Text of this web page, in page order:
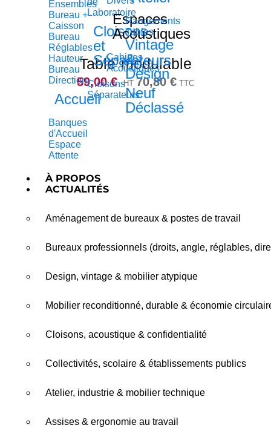
Ensembles
Bureau +
Caisson
Bureau
Réglables
Hauteur
Bureau
Direction
Accueil
Banques
d'Accueil
Espace
Attente
Laboratoire
Cloisons
et
Séparateurs
Cloisons
Séparateurs
Espaces
Acoustiques
Cabines
Acoustiques
Rangements
Tables
Vintage
&
Design
Neuf
Déclassé
À PROPOS
ACTUALITÉS
Aménagement de bureaux & postes de travail
Bureaux professionnels (droits, angle, réglables,
Design, vintage & mobilier atypique
Mobilier reconditionné, durable & économie
Cloisons, acoustique & confidentialité
Collectivités, scolaire & établissements publics
Atelier, industrie & mobilier technique
Assises & ergonomie au travail
Table modulable
59,00€ HT 70,80€ TTC